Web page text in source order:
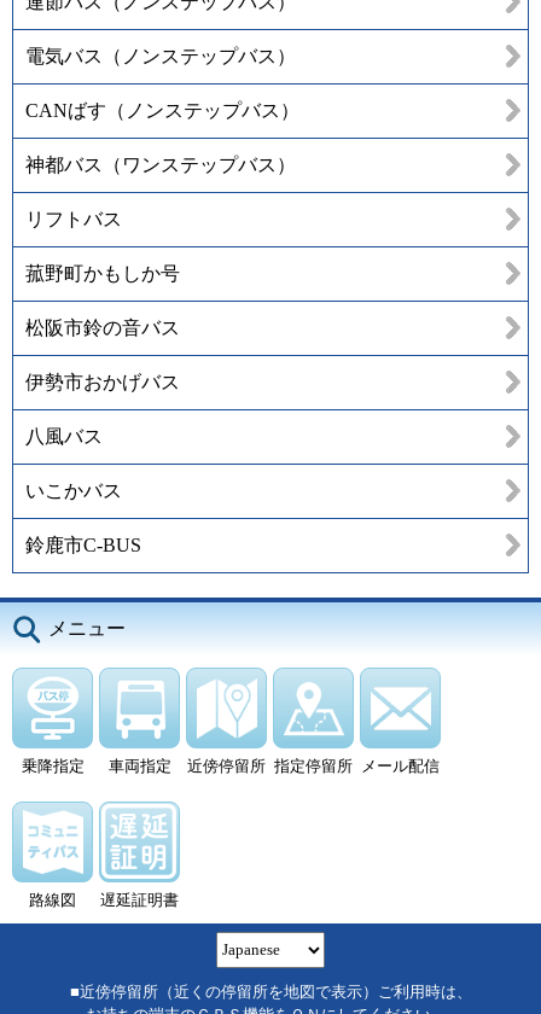
電気バス（ノンステップバス）
CANばす（ノンステップバス）
神都バス（ワンステップバス）
リフトバス
菰野町かもしか号
松阪市鈴の音バス
伊勢市おかげバス
八風バス
いこかバス
鈴鹿市C-BUS
メニュー
乗降指定 車両指定 近傍停留所 指定停留所 メール配信
路線図 遅延証明書
■近傍停留所（近くの停留所を地図で表示）ご利用時は、